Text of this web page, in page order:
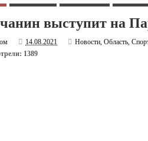
выступит на
14.08.2021 Новости,Область,
1389